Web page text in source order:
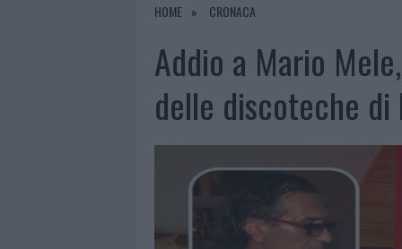
6 AGOSTO 2026 |
HOME CRONACA
Addio a Mario
delle discoteche di